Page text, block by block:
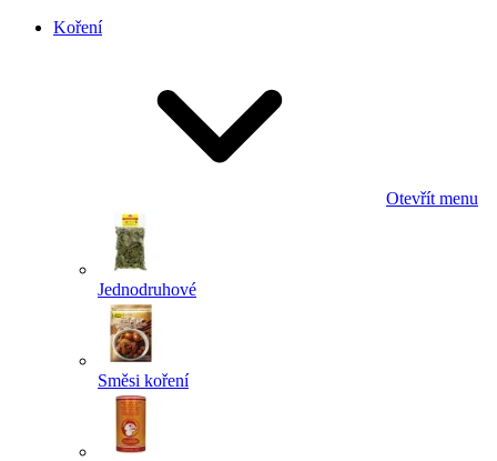
Koření
Otevřít menu
Jednodruhové
Směsi koření